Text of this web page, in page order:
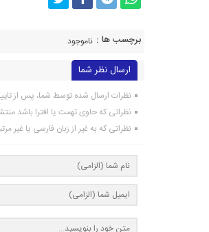
برچسب ها : ناموجود
ارسال نظر شما
نظرات ارسال شده توسط شما، پس از
نظراتی که حاوی تهمت یا افترا باشد
نظراتی که به غیر از زبان فارسی یا غیر